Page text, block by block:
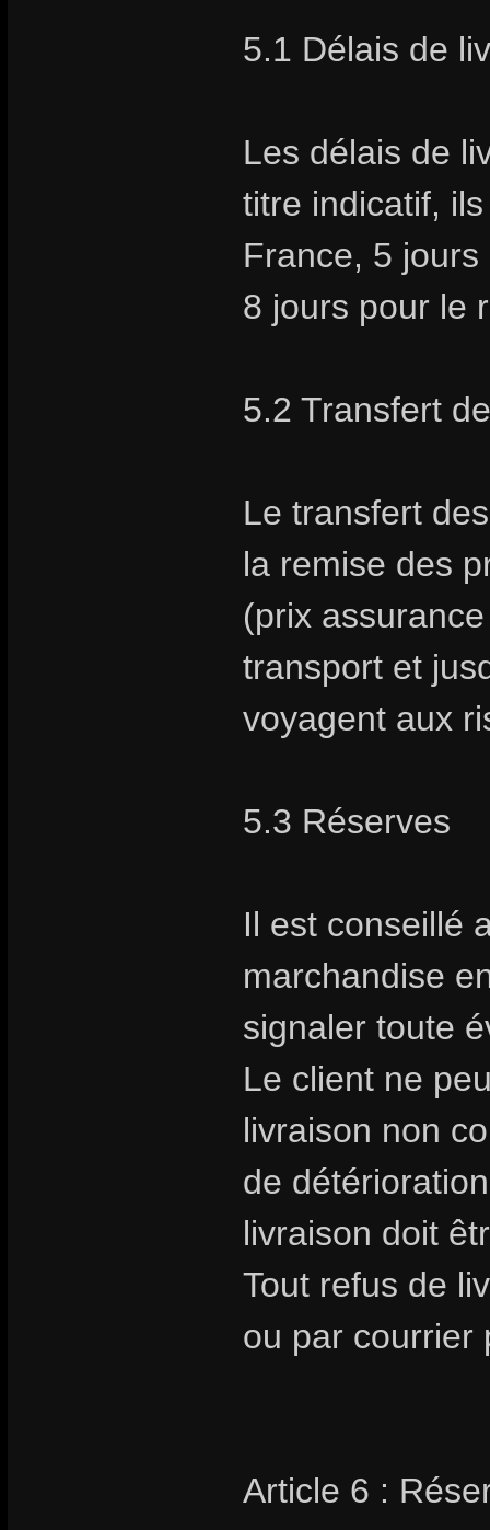
5.1 Délais de
Les délais de
titre indicatif,
France, 5
8 jours pour le
5.2 Transfert
Le transfert
la remise des
(prix
transport et
voyagent aux
5.3 Réserves
Il est conseillé
marchandise
signaler toute
Le client ne
livraison non
de
livraison doit
Tout refus de
ou par courrier
Article 6 :